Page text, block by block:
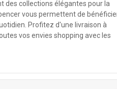
des collections élégantes pour la
vous permettent de
Profitez d'une livraison à
vos envies shopping avec les